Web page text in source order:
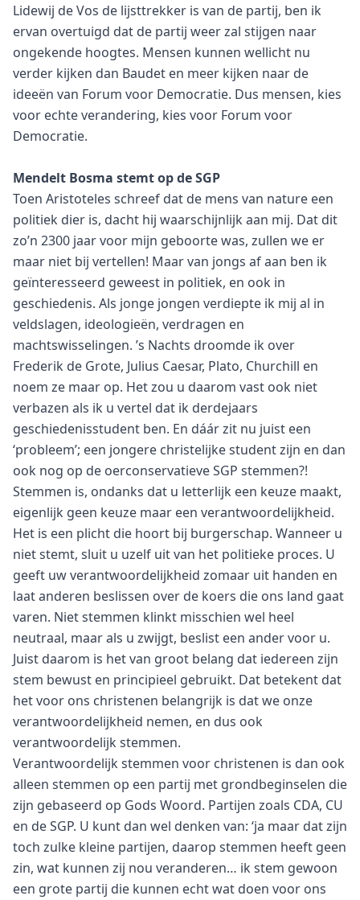
Lidewij de Vos de lijsttrekker is van de partij, ben ik
ervan overtuigd dat de partij weer zal stijgen naar
ongekende hoogtes. Mensen kunnen wellicht nu
verder kijken dan Baudet en meer kijken naar de
ideeën van Forum voor Democratie. Dus mensen, kies
voor echte verandering, kies voor Forum voor
Democratie.
Mendelt Bosma stemt op de SGP
Toen Aristoteles schreef dat de mens van nature een
politiek dier is, dacht hij waarschijnlijk aan mij. Dat dit
zo’n 2300 jaar voor mijn geboorte was, zullen we er
maar niet bij vertellen! Maar van jongs af aan ben ik
geïnteresseerd geweest in politiek, en ook in
geschiedenis. Als jonge jongen verdiepte ik mij al in
veldslagen, ideologieën, verdragen en
machtswisselingen. ’s Nachts droomde ik over
Frederik de Grote, Julius Caesar, Plato, Churchill en
noem ze maar op. Het zou u daarom vast ook niet
verbazen als ik u vertel dat ik derdejaars
geschiedenisstudent ben. En dáár zit nu juist een
‘probleem’; een jongere christelijke student zijn en dan
ook nog op de oerconservatieve SGP stemmen?!
Stemmen is, ondanks dat u letterlijk een keuze maakt,
eigenlijk geen keuze maar een verantwoordelijkheid.
Het is een plicht die hoort bij burgerschap. Wanneer u
niet stemt, sluit u uzelf uit van het politieke proces. U
geeft uw verantwoordelijkheid zomaar uit handen en
laat anderen beslissen over de koers die ons land gaat
varen. Niet stemmen klinkt misschien wel heel
neutraal, maar als u zwijgt, beslist een ander voor u.
Juist daarom is het van groot belang dat iedereen zijn
stem bewust en principieel gebruikt. Dat betekent dat
het voor ons christenen belangrijk is dat we onze
verantwoordelijkheid nemen, en dus ook
verantwoordelijk stemmen.
Verantwoordelijk stemmen voor christenen is dan ook
alleen stemmen op een partij met grondbeginselen die
zijn gebaseerd op Gods Woord. Partijen zoals CDA, CU
en de SGP. U kunt dan wel denken van: ‘ja maar dat zijn
toch zulke kleine partijen, daarop stemmen heeft geen
zin, wat kunnen zij nou veranderen… ik stem gewoon
een grote partij die kunnen echt wat doen voor ons